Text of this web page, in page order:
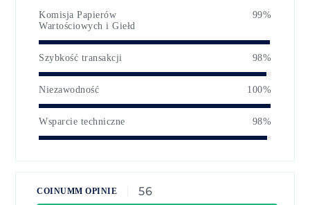
Komisja Papierów
Wartościowych i Giełd
99%
Szybkość transakcji 98%
Niezawodność 100%
Wsparcie techniczne 98%
COINUMM OPINIE 56